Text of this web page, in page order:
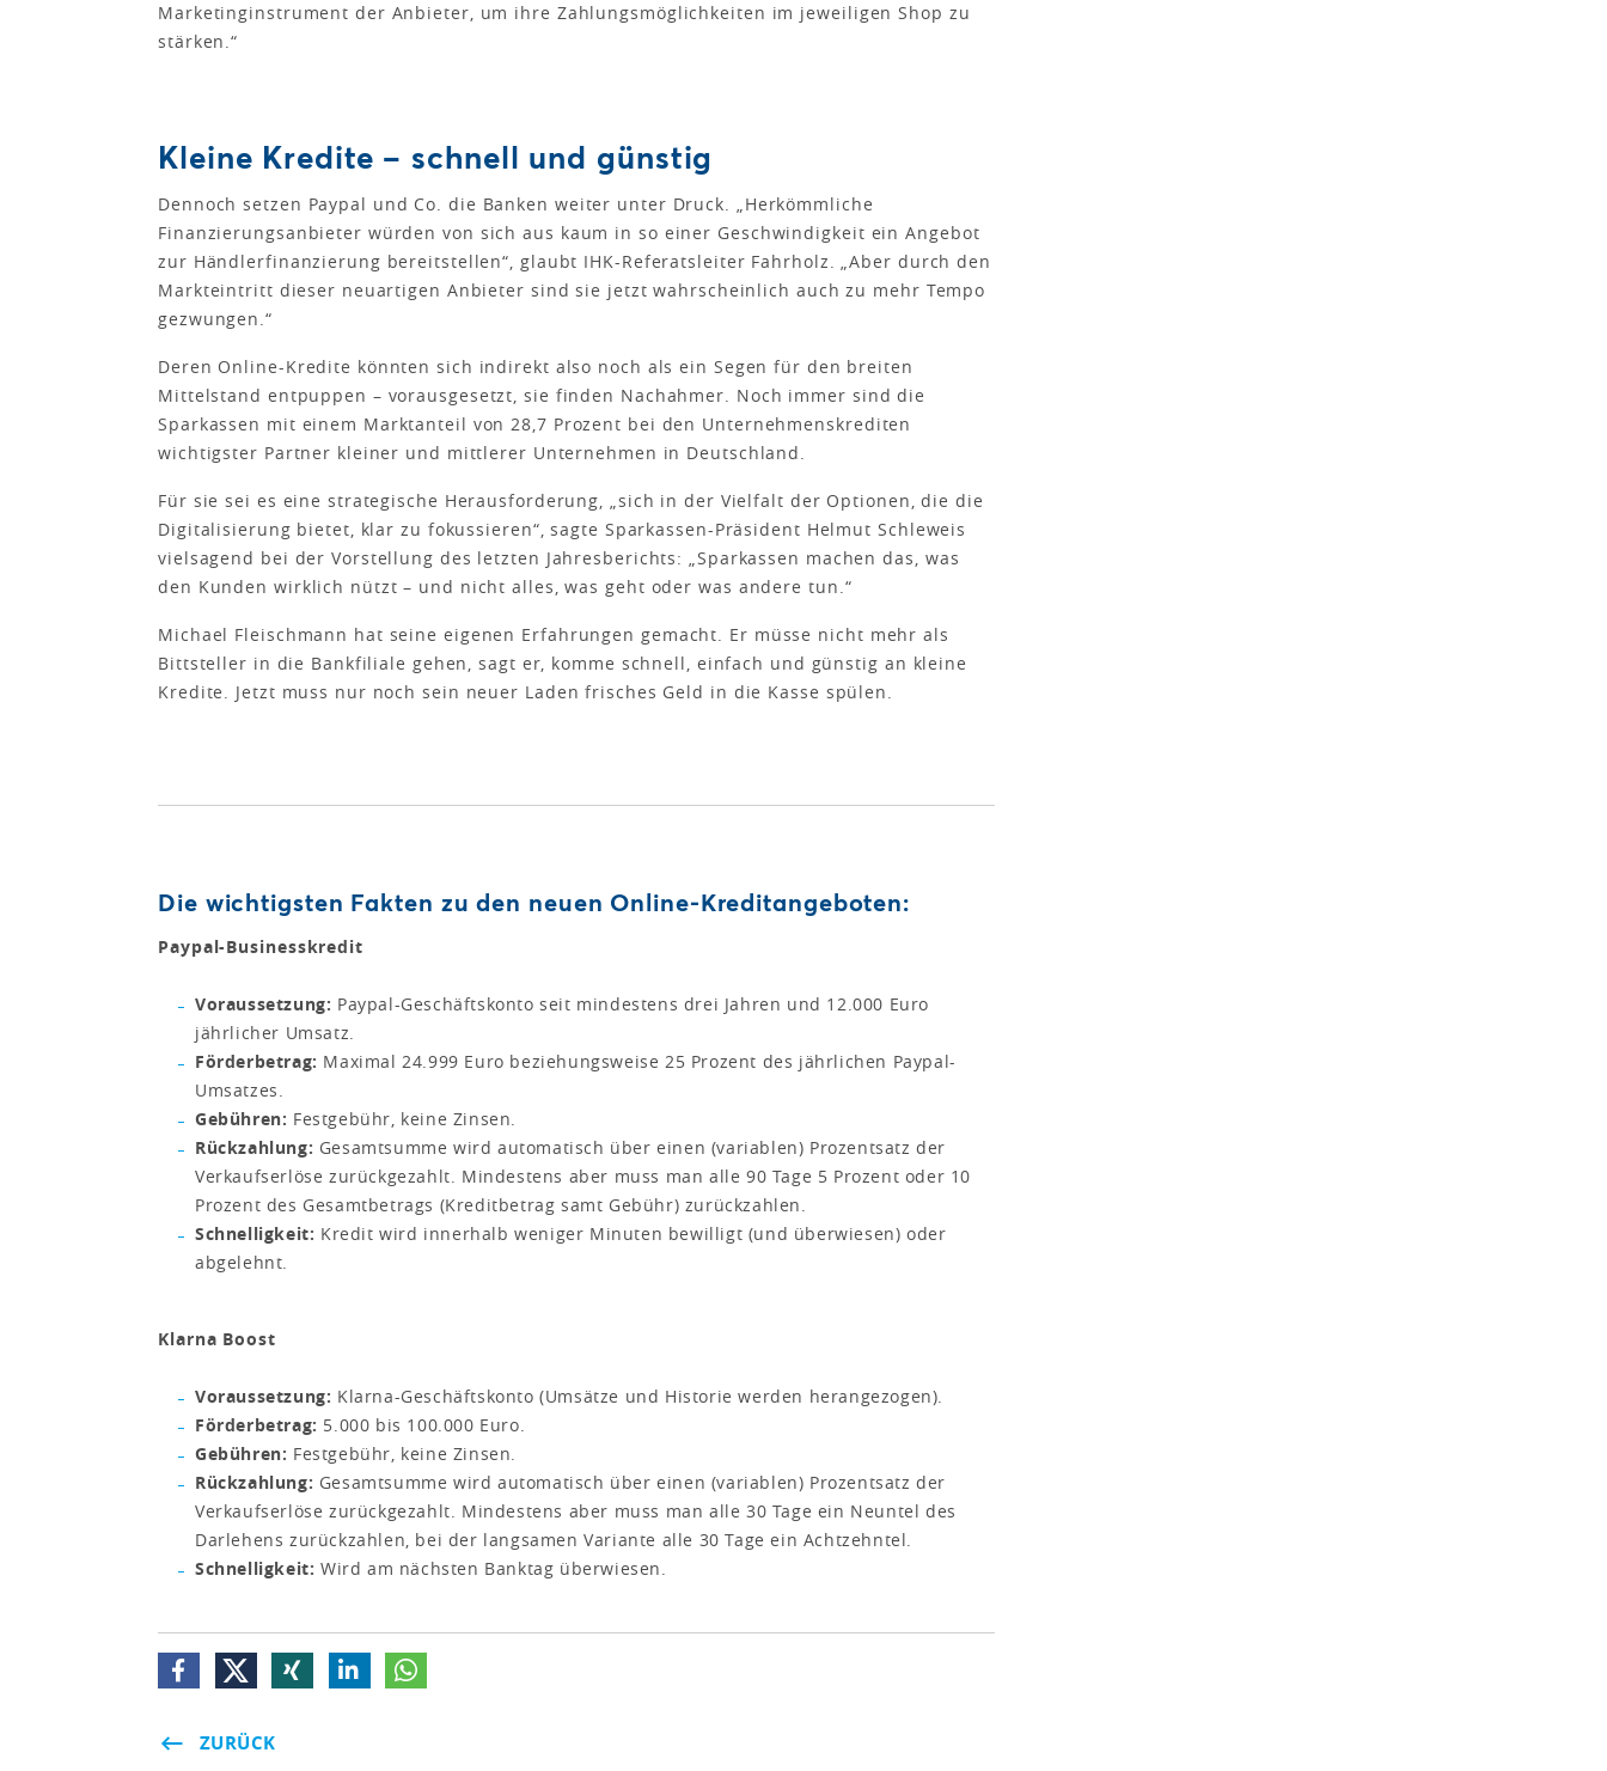
Marketinginstrument der Anbieter, um ihre Zahlungsmöglichkeiten im jeweiligen Shop zu
stärken.“
Kleine Kredite – schnell und günstig
Dennoch setzen Paypal und Co. die Banken weiter unter Druck. „Herkömmliche
Finanzierungsanbieter würden von sich aus kaum in so einer Geschwindigkeit ein Angebot
zur Händlerfinanzierung bereitstellen“, glaubt IHK-Referatsleiter Fahrholz. „Aber durch den
Markteintritt dieser neuartigen Anbieter sind sie jetzt wahrscheinlich auch zu mehr Tempo
gezwungen.“
Deren Online-Kredite könnten sich indirekt also noch als ein Segen für den breiten
Mittelstand entpuppen – vorausgesetzt, sie finden Nachahmer. Noch immer sind die
Sparkassen mit einem Marktanteil von 28,7 Prozent bei den Unternehmenskrediten
wichtigster Partner kleiner und mittlerer Unternehmen in Deutschland.
Für sie sei es eine strategische Herausforderung, „sich in der Vielfalt der Optionen, die die
Digitalisierung bietet, klar zu fokussieren“, sagte Sparkassen-Präsident Helmut Schleweis
vielsagend bei der Vorstellung des letzten Jahresberichts: „Sparkassen machen das, was
den Kunden wirklich nützt – und nicht alles, was geht oder was andere tun.“
Michael Fleischmann hat seine eigenen Erfahrungen gemacht. Er müsse nicht mehr als
Bittsteller in die Bankfiliale gehen, sagt er, komme schnell, einfach und günstig an kleine
Kredite. Jetzt muss nur noch sein neuer Laden frisches Geld in die Kasse spülen.
Die wichtigsten Fakten zu den neuen Online-Kreditangeboten:
Paypal-Businesskredit
Voraussetzung: Paypal-Geschäftskonto seit mindestens drei Jahren und 12.000 Euro
jährlicher Umsatz.
Förderbetrag: Maximal 24.999 Euro beziehungsweise 25 Prozent des jährlichen Paypal-
Umsatzes.
Gebühren: Festgebühr, keine Zinsen.
Rückzahlung: Gesamtsumme wird automatisch über einen (variablen) Prozentsatz der
Verkaufserlöse zurückgezahlt. Mindestens aber muss man alle 90 Tage 5 Prozent oder 10
Prozent des Gesamtbetrags (Kreditbetrag samt Gebühr) zurückzahlen.
Schnelligkeit: Kredit wird innerhalb weniger Minuten bewilligt (und überwiesen) oder
abgelehnt.
Klarna Boost
Voraussetzung: Klarna-Geschäftskonto (Umsätze und Historie werden herangezogen).
Förderbetrag: 5.000 bis 100.000 Euro.
Gebühren: Festgebühr, keine Zinsen.
Rückzahlung: Gesamtsumme wird automatisch über einen (variablen) Prozentsatz der
Verkaufserlöse zurückgezahlt. Mindestens aber muss man alle 30 Tage ein Neuntel des
Darlehens zurückzahlen, bei der langsamen Variante alle 30 Tage ein Achtzehntel.
Schnelligkeit: Wird am nächsten Banktag überwiesen.
ZURÜCK